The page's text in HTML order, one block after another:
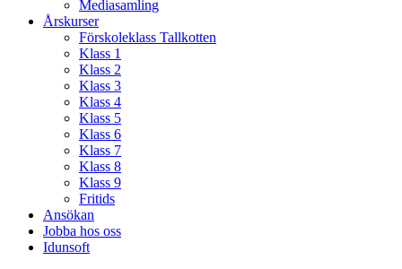
Mediasamling
Årskurser
Förskoleklass Tallkotten
Klass 1
Klass 2
Klass 3
Klass 4
Klass 5
Klass 6
Klass 7
Klass 8
Klass 9
Fritids
Ansökan
Jobba hos oss
Idunsoft